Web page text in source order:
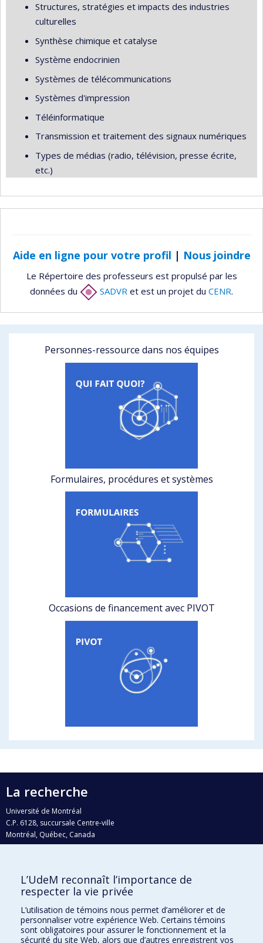
Structures, stratégies et impacts des industries
culturelles
Synthèse chimique et catalyse
Système endocrinien
Systèmes de télécommunications
Systèmes d'impression
Téléinformatique
Transmission et traitement des signaux numériques
Types de médias (radio, télévision, presse écrite,
etc.)
Aide en ligne pour votre profil | Nous joindre
Le Répertoire des professeurs est propulsé par les
données du
SADVR et est un projet du CENR.
Personnes-ressource dans nos équipes
Formulaires, procédures et systèmes
Occasions de financement avec PIVOT
La recherche
Université de Montréal
C.P. 6128, succursale Centre-ville
Montréal, Québec, Canada
H3C 3J7
Qui fait quoi?
Nous trouver
Plan du site
L’UdeM reconnaît l’importance de
respecter la vie privée
L’utilisation de témoins nous permet d’améliorer et de
personnaliser votre expérience Web. Certains témoins
sont obligatoires pour assurer le fonctionnement et la
sécurité du site Web, alors que d’autres enregistrent vos